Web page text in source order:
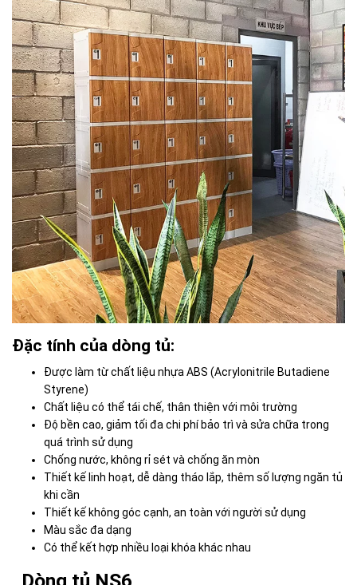
Đặc tính của dòng tủ:
Được làm từ chất liệu nhựa ABS (Acrylonitrile Butadiene
Styrene)
Chất liệu có thể tái chế, thân thiện với môi trường
Độ bền cao, giảm tối đa chi phí bảo trì và sửa chữa trong
quá trình sử dụng
Chống nước, không rỉ sét và chống ăn mòn
Thiết kế linh hoạt, dễ dàng tháo lắp, thêm số lượng ngăn tủ
khi cần
Thiết kế không góc cạnh, an toàn với người sử dụng
Màu sắc đa dạng
Có thể kết hợp nhiều loại khóa khác nhau